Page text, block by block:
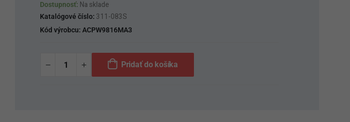
Dostupnosť: Na sklade
Katalógové číslo: 311-083S
Kód výrobcu: ACPW9816MA3
Pridať do košíka